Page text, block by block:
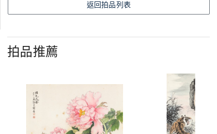
返回拍品列表
拍品推薦